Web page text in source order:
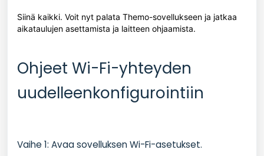
Siinä kaikki. Voit nyt palata Themo-sovellukseen ja jatkaa
aikataulujen asettamista ja laitteen ohjaamista.
Ohjeet Wi-Fi-yhteyden
uudelleenkonfigurointiin
Vaihe 1: Avaa sovelluksen Wi-Fi-asetukset.